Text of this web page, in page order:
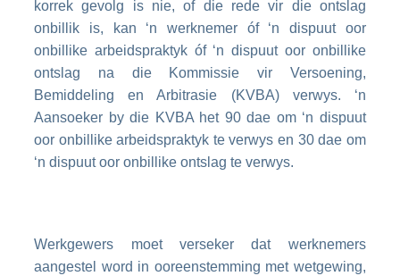
korrek gevolg is nie, of die rede vir die ontslag
onbillik is, kan ‘n werknemer óf ‘n dispuut oor
onbillike arbeidspraktyk óf ‘n dispuut oor onbillike
ontslag na die Kommissie vir Versoening,
Bemiddeling en Arbitrasie (KVBA) verwys. ‘n
Aansoeker by die KVBA het 90 dae om ‘n dispuut
oor onbillike arbeidspraktyk te verwys en 30 dae om
‘n dispuut oor onbillike ontslag te verwys.
Werkgewers moet verseker dat werknemers
aangestel word in ooreenstemming met wetgewing,